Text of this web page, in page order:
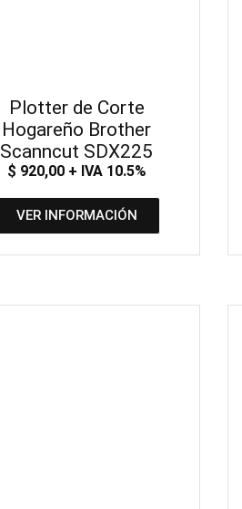
Plotter de Corte
Hogareño Brother
Scanncut SDX225
$ 920,00+ IVA 10.5%
VER INFORMACIÓN